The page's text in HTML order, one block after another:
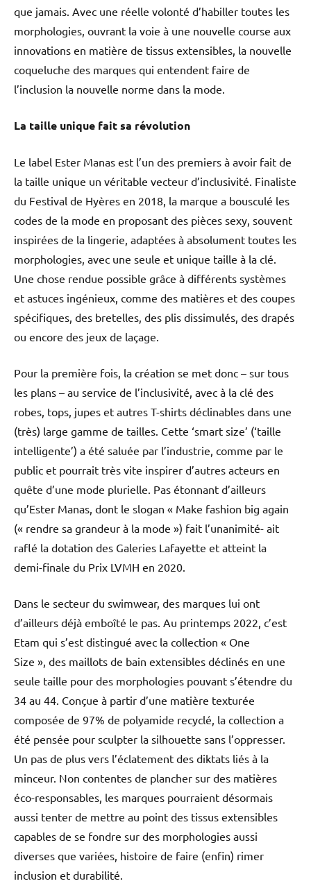
que jamais. Avec une réelle volonté d’habiller toutes les
morphologies, ouvrant la voie à une nouvelle course aux
innovations en matière de tissus extensibles, la nouvelle
coqueluche des marques qui entendent faire de
l’inclusion la nouvelle norme dans la mode.
La taille unique fait sa révolution
Le label Ester Manas est l’un des premiers à avoir fait de
la taille unique un véritable vecteur d’inclusivité. Finaliste
du Festival de Hyères en 2018, la marque a bousculé les
codes de la mode en proposant des pièces sexy, souvent
inspirées de la lingerie, adaptées à absolument toutes les
morphologies, avec une seule et unique taille à la clé.
Une chose rendue possible grâce à différents systèmes
et astuces ingénieux, comme des matières et des coupes
spécifiques, des bretelles, des plis dissimulés, des drapés
ou encore des jeux de laçage.
Pour la première fois, la création se met donc – sur tous
les plans – au service de l’inclusivité, avec à la clé des
robes, tops, jupes et autres T-shirts déclinables dans une
(très) large gamme de tailles. Cette ‘smart size’ (‘taille
intelligente’) a été saluée par l’industrie, comme par le
public et pourrait très vite inspirer d’autres acteurs en
quête d’une mode plurielle. Pas étonnant d’ailleurs
qu’Ester Manas, dont le slogan « Make fashion big again
(« rendre sa grandeur à la mode ») fait l’unanimité- ait
raflé la dotation des Galeries Lafayette et atteint la
demi-finale du Prix LVMH en 2020.
Dans le secteur du swimwear, des marques lui ont
d’ailleurs déjà emboîté le pas. Au printemps 2022, c’est
Etam qui s’est distingué avec la collection « One
Size », des maillots de bain extensibles déclinés en une
seule taille pour des morphologies pouvant s’étendre du
34 au 44. Conçue à partir d’une matière texturée
composée de 97% de polyamide recyclé, la collection a
été pensée pour sculpter la silhouette sans l’oppresser.
Un pas de plus vers l’éclatement des diktats liés à la
minceur. Non contentes de plancher sur des matières
éco-responsables, les marques pourraient désormais
aussi tenter de mettre au point des tissus extensibles
capables de se fondre sur des morphologies aussi
diverses que variées, histoire de faire (enfin) rimer
inclusion et durabilité.